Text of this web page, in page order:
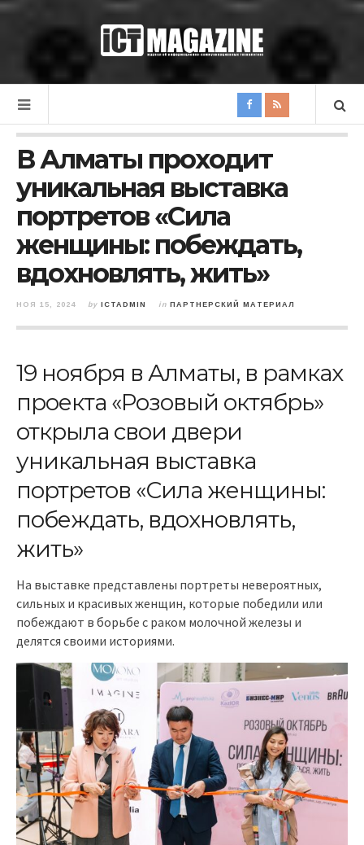
В Алматы проходит
уникальная выставка
портретов «Сила
женщины: побеждать,
вдохновлять, жить»
НОЯ 15, 2024 by ICTADMIN in ПАРТНЕРСКИЙ МАТЕРИАЛ
19 ноября в Алматы, в рамках
проекта «Розовый октябрь»
открыла свои двери
уникальная выставка
портретов «Сила женщины:
побеждать, вдохновлять,
жить»
На выставке представлены портреты невероятных,
сильных и красивых женщин, которые победили или
побеждают в борьбе с раком молочной железы и
делятся своими историями.